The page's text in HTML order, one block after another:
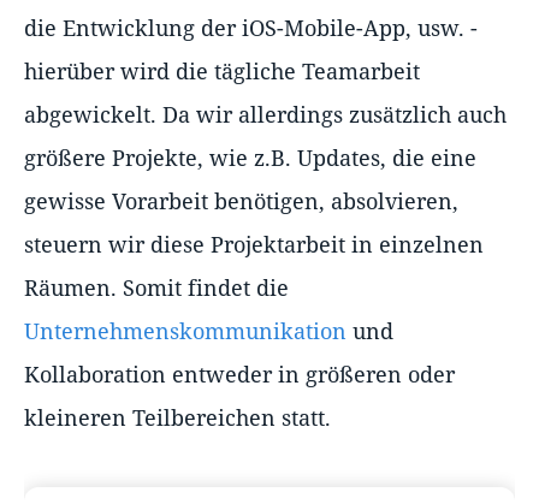
die Entwicklung der iOS-Mobile-App, usw. -
hierüber wird die tägliche Teamarbeit
abgewickelt. Da wir allerdings zusätzlich auch
größere Projekte, wie z.B. Updates, die eine
gewisse Vorarbeit benötigen, absolvieren,
steuern wir diese Projektarbeit in einzelnen
Räumen. Somit findet die
Unternehmenskommunikation und
Kollaboration entweder in größeren oder
kleineren Teilbereichen statt.